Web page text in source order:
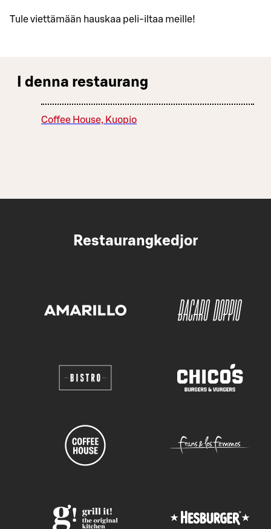
Tule viettämään hauskaa peli-iltaa meille!
I denna restaurang
Coffee House, Kuopio
Restaurangkedjor